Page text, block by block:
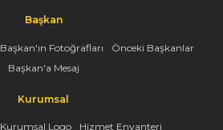
Başkan
Başkan'ın Fotoğrafları
Önceki Başkanlar
Başkan'a Mesaj
Kurumsal
Kurumsal Logo
Hizmet Envanteri